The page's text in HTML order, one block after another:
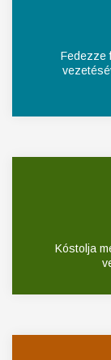
Fedezze
Kóstolja